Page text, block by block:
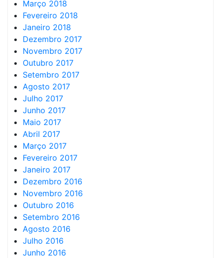
Março 2018
Fevereiro 2018
Janeiro 2018
Dezembro 2017
Novembro 2017
Outubro 2017
Setembro 2017
Agosto 2017
Julho 2017
Junho 2017
Maio 2017
Abril 2017
Março 2017
Fevereiro 2017
Janeiro 2017
Dezembro 2016
Novembro 2016
Outubro 2016
Setembro 2016
Agosto 2016
Julho 2016
Junho 2016